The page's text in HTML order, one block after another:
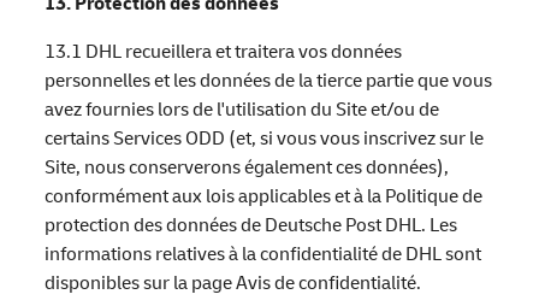
13.1 DHL recueillera et traitera vos données
personnelles et les données de la tierce partie que vous
avez fournies lors de l'utilisation du Site et/ou de
certains Services ODD (et, si vous vous inscrivez sur le
Site, nous conserverons également ces données),
conformément aux lois applicables et à la Politique de
protection des données de Deutsche Post DHL. Les
informations relatives à la confidentialité de DHL sont
disponibles sur la page Avis de confidentialité.